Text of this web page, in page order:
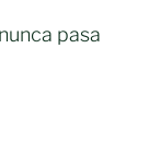
pasa